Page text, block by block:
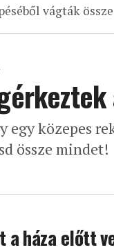
vágták
egy közepes
össze mindet!
a háza előtt